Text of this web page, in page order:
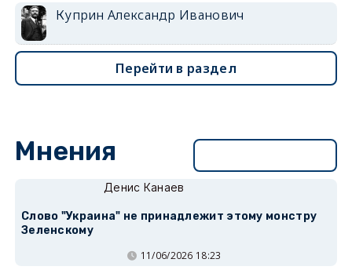
Куприн Александр Иванович
Перейти в раздел
Мнения
Денис Канаев
Слово "Украина" не принадлежит этому монстру
Зеленскому
11/06/2026 18:23